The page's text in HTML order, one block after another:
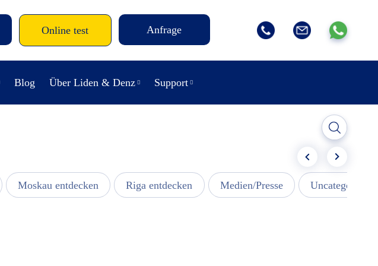
Online test Anfrage
Blog Über Liden & Denz Support
Moskau entdecken Riga entdecken Medien/Presse Uncategorized